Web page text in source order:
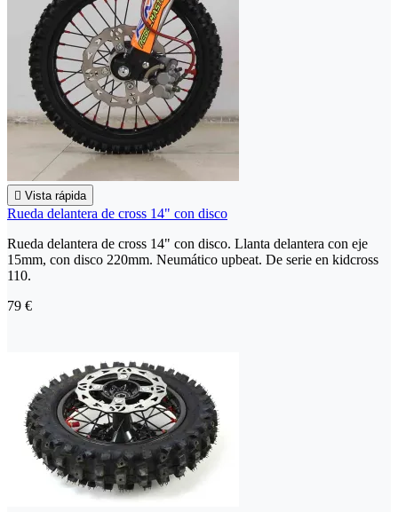
 Vista rápida
Rueda delantera de cross 14" con disco
Rueda delantera de cross 14" con disco. Llanta delantera con eje
15mm, con disco 220mm. Neumático upbeat. De serie en kidcross
110.
79 €